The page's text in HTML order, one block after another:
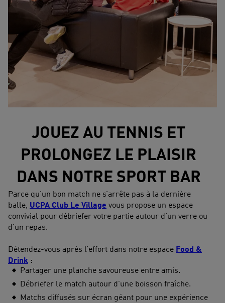
JOUEZ AU TENNIS ET
PROLONGEZ LE PLAISIR
DANS NOTRE SPORT BAR
Parce qu’un bon match ne s’arrête pas à la dernière
balle, UCPA Club Le Village vous propose un espace
convivial pour débriefer votre partie autour d’un verre ou
d’un repas.
Détendez-vous après l’effort dans notre espace Food &
Drink :
Partager une planche savoureuse entre amis.
Débriefer le match autour d’une boisson fraîche.
Matchs diffusés sur écran géant pour une expérience